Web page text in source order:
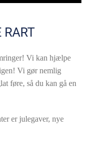
Vi kan hjælpe
Vi gør nemlig
føre, så du kan gå en
er julegaver, nye